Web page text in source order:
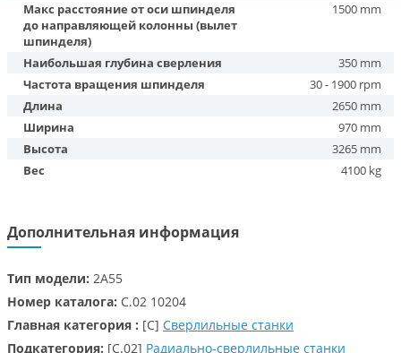
Макс расстояние от оси шпинделя
до направляющей колонны (вылет
шпинделя)
1500 mm
Наибольшая глубина сверления
350 mm
Частота вращения шпинделя
30 - 1900 rpm
Длина
2650 mm
Ширина
970 mm
Высота
3265 mm
Вес
4100 kg
Дополнительная информация
Тип модели: 2A55
Номер каталога: C.02 10204
Главная категория : [C] Сверлильные станки
Подкатегория: [C.02] Радиально-сверлильные станки